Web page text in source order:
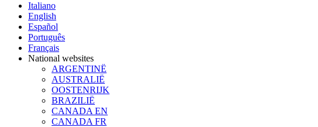
Italiano
English
Español
Português
Français
National websites
ARGENTINË
AUSTRALIË
OOSTENRIJK
BRAZILIË
CANADA EN
CANADA FR